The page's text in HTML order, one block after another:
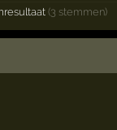
(3 stemmen)